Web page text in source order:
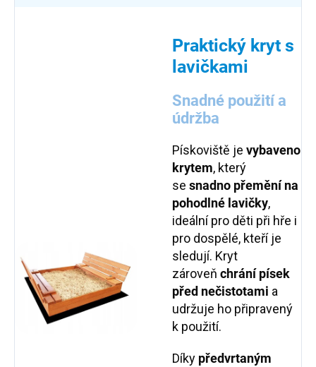
Praktický kryt s
lavičkami
Snadné použití a
údržba
Pískoviště je vybaveno
krytem, který
se snadno přemění na
pohodlné lavičky,
ideální pro děti při hře i
pro dospělé, kteří je
sledují. Kryt
zároveň chrání písek
před nečistotami a
udržuje ho připravený
k použití.
Díky předvrtaným